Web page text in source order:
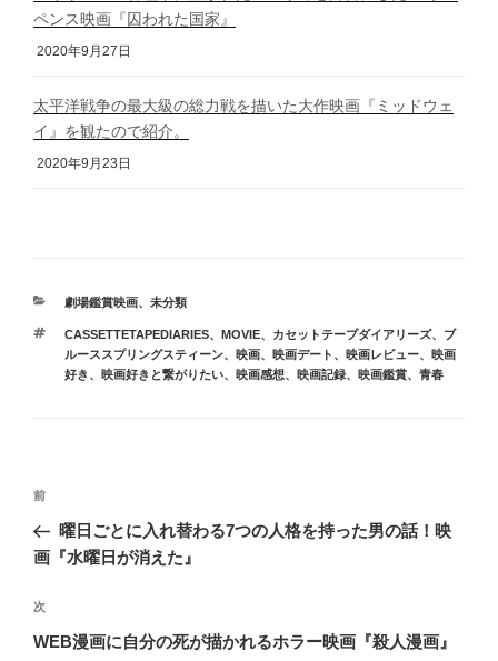
ペンス映画『囚われた国家』
2020年9月27日
太平洋戦争の最大級の総力戦を描いた大作映画『ミッドウェ
イ』を観たので紹介。
2020年9月23日
カ
ゴ
リ
ー
劇場鑑賞映画、 未分類
タ
グ
CASSETTETAPEDIARIES、 MOVIE、 カセットテープダイアリーズ、
ブ
ルーススプリングスティーン、 映画、 映画デート 、 映画レビュー、 映画
好き 、 映画好きと繋がりたい、 映画感想、 映画記録、 映画鑑賞、 青春
投
ナ
ゲ
ー
前
の
投
前
曜日ごとに入れ替わる7つの人格を持った男の話！映
画『水曜日が消えた』
次
の
次
WEB漫画に自分の死が描かれるホラー映画『殺人漫画』